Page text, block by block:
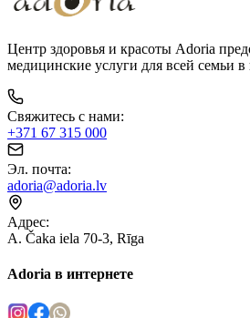
Центр здоровья и красоты Adoria
медицинские услуги для всей семьи в
Свяжитесь с нами:
+371 67 315 000
Эл. почта:
adoria@adoria.lv
Адрес:
A. Čaka iela 70-3, Rīga
Adoria в интернете